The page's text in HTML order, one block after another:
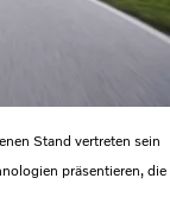
Stand vertreten sein
präsentieren, die